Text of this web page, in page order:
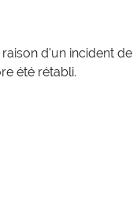
d'un incident de
été rétabli.